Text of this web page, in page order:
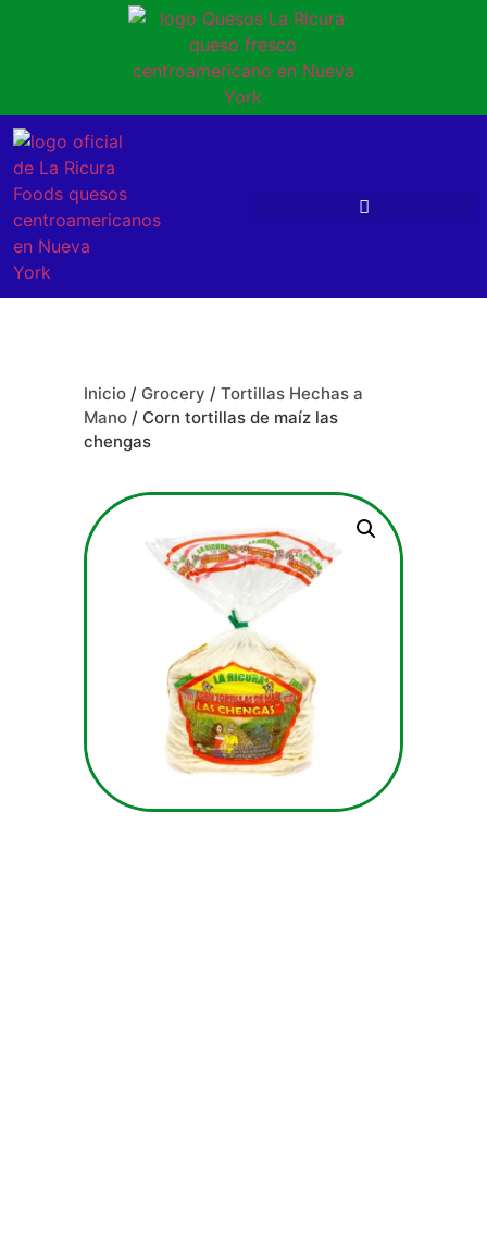
Inicio / Grocery / Tortillas Hechas a
Mano / Corn tortillas de maíz las
chengas